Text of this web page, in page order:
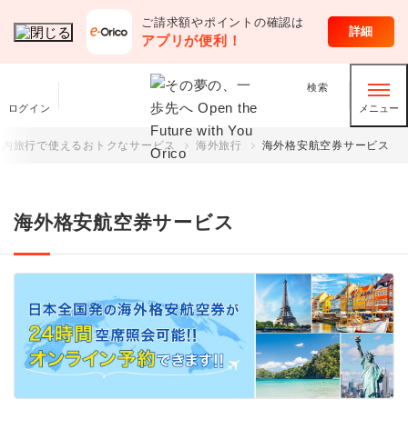
ご請求額やポイントの確認は
アプリが便利！
詳細
ログイン
検索
メニュー
クレジットカード
旅行で使えるおトクなサービス 海外旅行 海外格安航空券サービス
海外格安航空券サービス